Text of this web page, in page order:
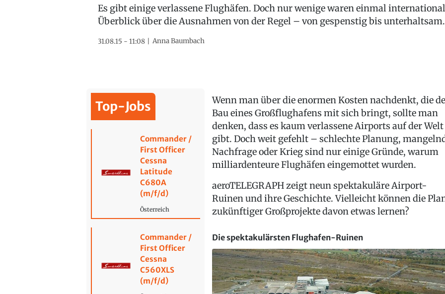
Es gibt einige verlassene Flughäfen. Doch nur wenige waren einmal
Überblick über die Ausnahmen von der Regel – von gespenstig bis unterhaltsam.
31.08.15 - 11:08 Anna Baumbach
Top-Jobs
Commander /
First Officer
Cessna
Latitude
C680A
(m/f/d)
Österreich
Commander /
First Officer
Cessna
C560XLS
(m/f/d)
Wenn man über die enormen Kosten nachdenkt, die
Bau eines Großflughafens mit sich bringt, sollte man
denken, dass es kaum verlassene Airports auf der Welt
gibt. Doch weit gefehlt – schlechte Planung,
Nachfrage oder Krieg sind nur einige Gründe, warum
milliardenteure Flughäfen eingemottet wurden.
aeroTELEGRAPH zeigt neun spektakuläre Airport-
Ruinen und ihre Geschichte. Vielleicht können die
zukünftiger Großprojekte davon etwas lernen?
Die spektakulärsten Flughafen-Ruinen